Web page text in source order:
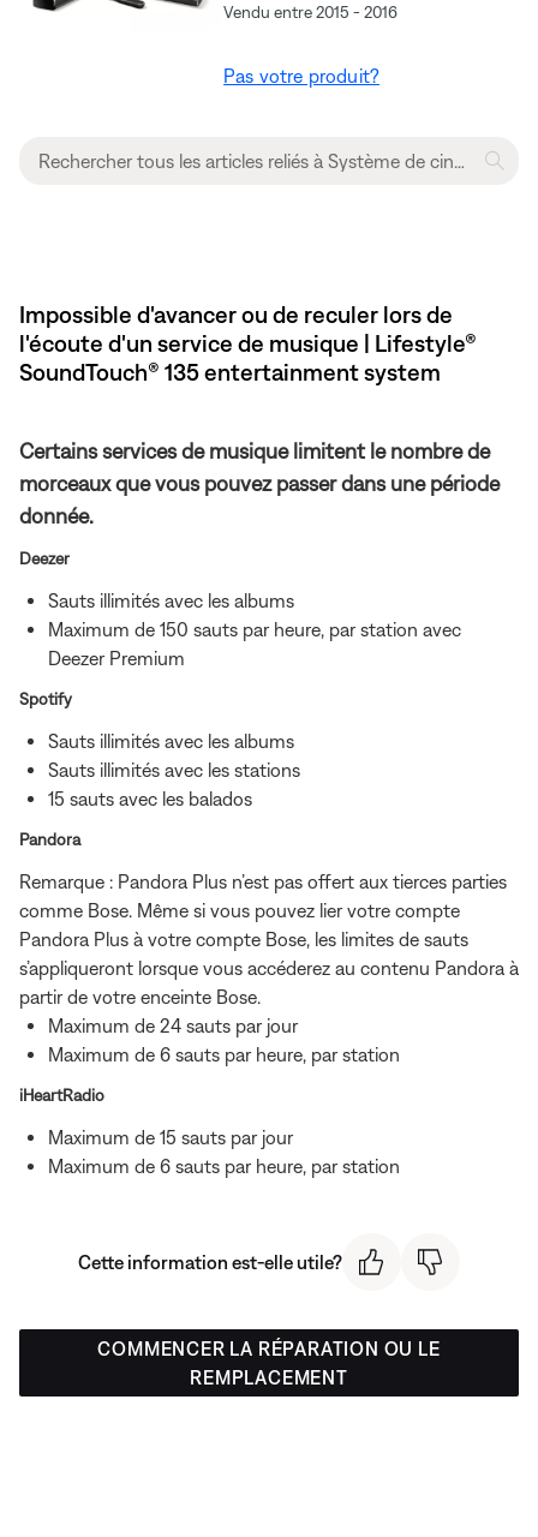
Vendu entre 2015 - 2016
Pas votre produit?
Impossible d'avancer ou de reculer lors de
l'écoute d'un service de musique | Lifestyle®
SoundTouch® 135 entertainment system
Certains services de musique limitent le nombre de
morceaux que vous pouvez passer dans une période
donnée.
Deezer
Sauts illimités avec les albums
Maximum de 150 sauts par heure, par station avec
Deezer Premium
Spotify
Sauts illimités avec les albums
Sauts illimités avec les stations
15 sauts avec les balados
Pandora
Remarque : Pandora Plus n’est pas offert aux tierces parties
comme Bose. Même si vous pouvez lier votre compte
Pandora Plus à votre compte Bose, les limites de sauts
s’appliqueront lorsque vous accéderez au contenu Pandora à
partir de votre enceinte Bose.
Maximum de 24 sauts par jour
Maximum de 6 sauts par heure, par station
iHeartRadio
Maximum de 15 sauts par jour
Maximum de 6 sauts par heure, par station
Cette information est-elle utile?
COMMENCER LA RÉPARATION OU LE
REMPLACEMENT